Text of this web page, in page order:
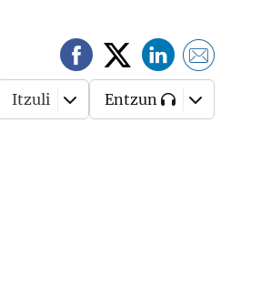
Itzuli Entzun